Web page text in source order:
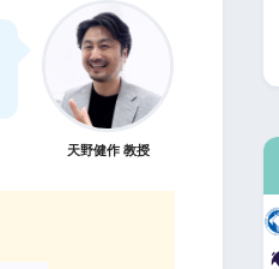
天野健作 教授